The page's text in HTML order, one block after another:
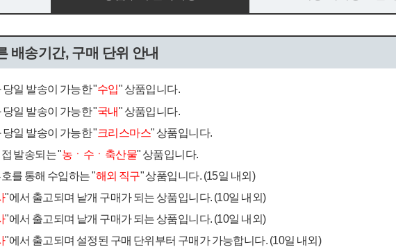
배송기간, 구매 단위 안내
당일 발송이 가능한 "수입" 상품입니다.
당일 발송이 가능한 "국내" 상품입니다.
당일 발송이 가능한 "크리스마스" 상품입니다.
발송되는 "농ㆍ수ㆍ축산물" 상품입니다.
를 통해 수입하는 "해외 직구" 상품입니다. (15일 내외)
"에서 출고되며 낱개 구매가 되는 상품입니다. (10일 내외)
"에서 출고되며 낱개 구매가 되는 상품입니다. (10일 내외)
"에서 출고되며 설정된 구매 단위부터 구매가 가능합니다. (10일 내외)